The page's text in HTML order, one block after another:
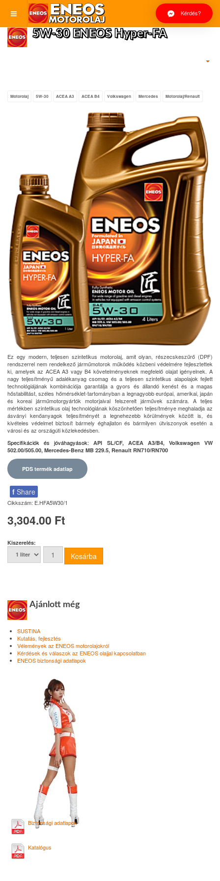
Kérdés?
5W-30 ENEOS Hyper-FA
Motorolaj 5W-30 ACEA A3 ACEA B4 Volkswagen Mercedes Motorolaj/Renault
Ez egy modern, teljesen szintetikus motorolaj, amit olyan, részecskeszűrő (DPF)
rendszerrel nem rendelkező járműmotorok működés közbeni védelmére fejlesztettek
ki, amelyek az ACEA A3 vagy B4 követelményeknek megfelelő olajat igényelnek. A
nagy teljesítményű adalékanyag csomag és a teljesen szintetikus alapolajok fejlett
technológiájának kombinációja garantálja a gyors és állandó kenést és a magas
hőstabilitást, széles hőmérséklet-tartományban a legnagyobb európai, amerikai, japán
és koreai járműmotorgyártók motorjaival felszerelt járművek számára. A teljes
mértékben szintetikus olaj technológiának köszönhetően teljesítménye meghaladja az
ásványi kenőanyagok teljesítményét a legnehezebb körülmények között is, és
kivételes védelmet biztosít bármely éghajlaton és bármilyen útviszonyok esetén a
városi és az országúti közlekedésben.
Specifikációk és jóváhagyások:API SL/CF, ACEA A3/B4, Volkswagen VW
502.00/505.00, Mercedes-Benz MB 229.5, Renault RN710/RN700
PDS termék adatlap
f Share
Cikkszám: E.HFA5W30/1
3,304.00 Ft
Kiszerelés:
Ajánlott még
SUSTINA
Kutatás, fejlesztés
Vélemények az ENEOS motorolajokról
Kérdések és válaszok az ENEOS olajjal kapcsolatban
ENEOS biztonsági adatlapok
Biztonsági adatlapok
Katalógus